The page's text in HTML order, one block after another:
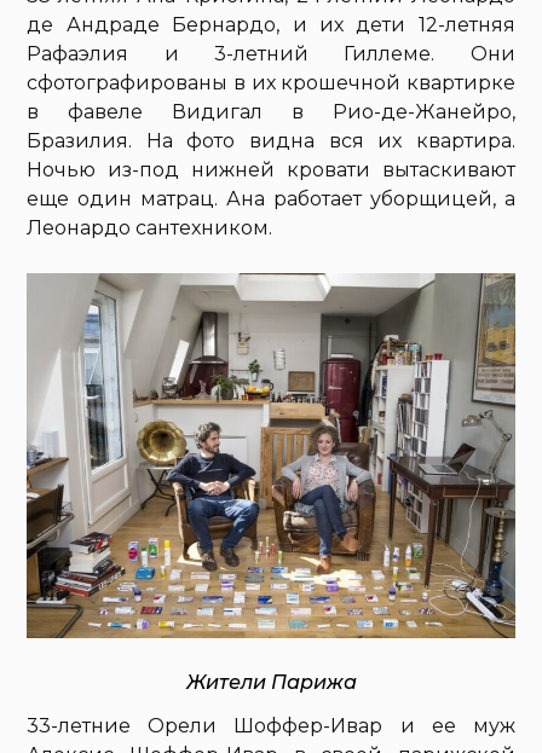
де Андраде Бернардо, и их дети 12-летняя
Рафаэлия и 3-летний Гиллеме. Они
сфотографированы в их крошечной квартирке
в фавеле Видигал в Рио-де-Жанейро,
Бразилия. На фото видна вся их квартира.
Ночью из-под нижней кровати вытаскивают
еще один матрац. Ана работает уборщицей, а
Леонардо сантехником.
Жители Парижа
33-летние Орели Шоффер-Ивар и ее муж